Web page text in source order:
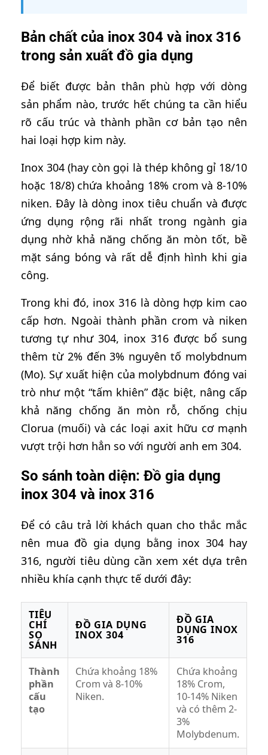
Bản chất của inox 304 và inox 316
trong sản xuất đồ gia dụng
Để biết được bản thân phù hợp với dòng
sản phẩm nào, trước hết chúng ta cần hiểu
rõ cấu trúc và thành phần cơ bản tạo nên
hai loại hợp kim này.
Inox 304 (hay còn gọi là thép không gỉ 18/10
hoặc 18/8) chứa khoảng 18% crom và 8-10%
niken. Đây là dòng inox tiêu chuẩn và được
ứng dụng rộng rãi nhất trong ngành gia
dụng nhờ khả năng chống ăn mòn tốt, bề
mặt sáng bóng và rất dễ định hình khi gia
công.
Trong khi đó, inox 316 là dòng hợp kim cao
cấp hơn. Ngoài thành phần crom và niken
tương tự như 304, inox 316 được bổ sung
thêm từ 2% đến 3% nguyên tố molybdnum
(Mo). Sự xuất hiện của molybdnum đóng vai
trò như một “tấm khiên” đặc biệt, nâng cấp
khả năng chống ăn mòn rỗ, chống chịu
Clorua (muối) và các loại axit hữu cơ mạnh
vượt trội hơn hẳn so với người anh em 304.
So sánh toàn diện: Đồ gia dụng
inox 304 và inox 316
Để có câu trả lời khách quan cho thắc mắc
nên mua đồ gia dụng bằng inox 304 hay
316, người tiêu dùng cần xem xét dựa trên
nhiều khía cạnh thực tế dưới đây:
TIÊU
CHÍ
SO
SÁNH
ĐỒ GIA DỤNG
INOX 304
ĐỒ GIA
DỤNG INOX
316
Thành
phần
cấu
tạo
Chứa khoảng 18%
Crom và 8-10%
Niken.
Chứa khoảng
18% Crom,
10-14% Niken
và có thêm 2-
3%
Molybdenum.